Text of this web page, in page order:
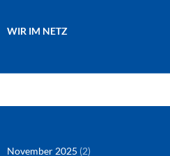
WIR IM NETZ
November 2025 (2)